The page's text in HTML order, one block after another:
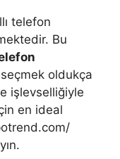
telefon
Bu
oldukça
işlevselliğiyle
en ideal